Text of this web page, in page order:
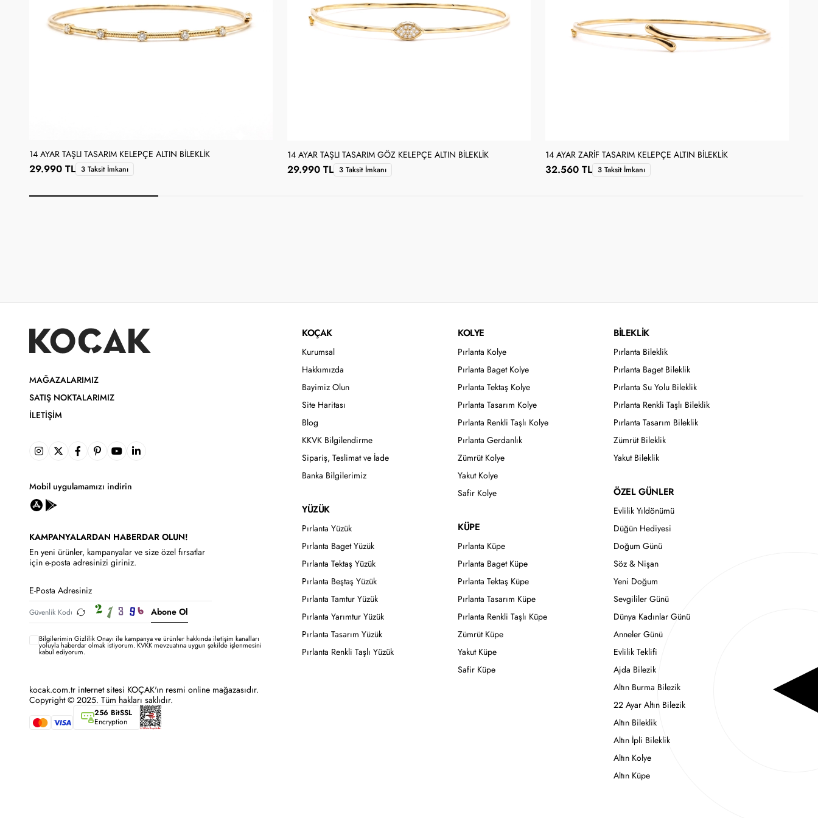
14 AYAR TAŞLI TASARIM KELEPÇE ALTIN BILEKLIK
29.990 TL 3 Taksit İmkanı
14 AYAR TAŞLI TASARIM GÖZ KELEPÇE ALTIN BILEKLIK
29.990 TL 3 Taksit İmkanı
14 AYAR ZARIF TASARIM KELEPÇE ALTIN BILEKLIK
32.560 TL 3 Taksit İmkanı
MAĞAZALARIMIZ
SATIŞ NOKTALARIMIZ
İLETIŞIM
Mobil uygulamamızı indirin
KAMPANYALARDAN HABERDAR OLUN!
En yeni ürünler, kampanyalar ve size özel fırsatlar
için e-posta adresinizi giriniz.
Abone Ol
Bilgilerimin Gizlilik Onayı ile kampanya ve ürünler hakkında iletişim kanalları
yoluyla haberdar olmak istiyorum.KVKK mevzuatına uygun şekilde işlenmesini
kabul ediyorum.
kocak.com.tr internet sitesi KOÇAK'ın resmi online mağazasıdır.
Copyright © 2025. Tüm hakları saklıdır.
256 BitSSL
Encryption
KOÇAK
Kurumsal
Hakkımızda
Bayimiz Olun
Site Haritası
Blog
KKVK Bilgilendirme
Sipariş, Teslimat ve İade
Banka Bilgilerimiz
YÜZÜK
Pırlanta Yüzük
Pırlanta Baget Yüzük
Pırlanta Tektaş Yüzük
Pırlanta Beştaş Yüzük
Pırlanta Tamtur Yüzük
Pırlanta Yarımtur Yüzük
Pırlanta Tasarım Yüzük
Pırlanta Renkli Taşlı Yüzük
KOLYE
Pırlanta Kolye
Pırlanta Baget Kolye
Pırlanta Tektaş Kolye
Pırlanta Tasarım Kolye
Pırlanta Renkli Taşlı Kolye
Pırlanta Gerdanlık
Zümrüt Kolye
Yakut Kolye
Safir Kolye
KÜPE
Pırlanta Küpe
Pırlanta Baget Küpe
Pırlanta Tektaş Küpe
Pırlanta Tasarım Küpe
Pırlanta Renkli Taşlı Küpe
Zümrüt Küpe
Yakut Küpe
Safir Küpe
BİLEKLİK
Pırlanta Bileklik
Pırlanta Baget Bileklik
Pırlanta Su Yolu Bileklik
Pırlanta Renkli Taşlı Bileklik
Pırlanta Tasarım Bileklik
Zümrüt Bileklik
Yakut Bileklik
ÖZEL GÜNLER
Evlilik Yıldönümü
Düğün Hediyesi
Doğum Günü
Söz & Nişan
Yeni Doğum
Sevgililer Günü
Dünya Kadınlar Günü
Anneler Günü
Evlilik Teklifi
Ajda Bilezik
Altın Burma Bilezik
22 Ayar Altın Bilezik
Altın Bileklik
Altın İpli Bileklik
Altın Kolye
Altın Küpe